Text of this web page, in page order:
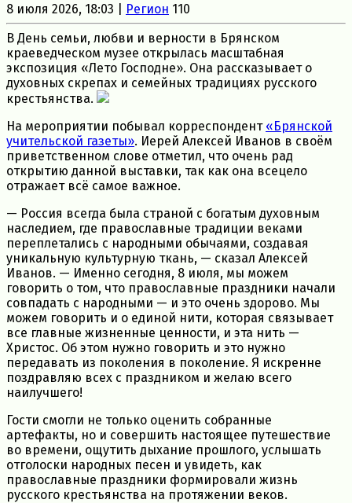
8 июля 2026, 18:03 | Регион 110
В День семьи, любви и верности в Брянском
краеведческом музее открылась масштабная
экспозиция «Лето Господне». Она рассказывает о
духовных скрепах и семейных традициях русского
крестьянства.
На мероприятии побывал корреспондент «Брянской
учительской газеты». Иерей Алексей Иванов в своём
приветственном слове отметил, что очень рад
открытию данной выставки, так как она всецело
отражает всё самое важное.
— Россия всегда была страной с богатым духовным
наследием, где православные традиции веками
переплетались с народными обычаями, создавая
уникальную культурную ткань, — сказал Алексей
Иванов. — Именно сегодня, 8 июля, мы можем
говорить о том, что православные праздники начали
совпадать с народными — и это очень здорово. Мы
можем говорить и о единой нити, которая связывает
все главные жизненные ценности, и эта нить —
Христос. Об этом нужно говорить и это нужно
передавать из поколения в поколение. Я искренне
поздравляю всех с праздником и желаю всего
наилучшего!
Гости смогли не только оценить собранные
артефакты, но и совершить настоящее путешествие
во времени, ощутить дыхание прошлого, услышать
отголоски народных песен и увидеть, как
православные праздники формировали жизнь
русского крестьянства на протяжении веков.